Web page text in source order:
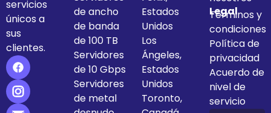
servicios
únicos a
sus
clientes.
de ancho
de banda
de 100 TB
Servidores
de 10 Gbps
Servidores
de metal
Estados
Unidos
Los
Ángeles,
Estados
Unidos
Toronto,
Legal
Términos y
condiciones
Política de
privacidad
Acuerdo de
nivel de
servicio